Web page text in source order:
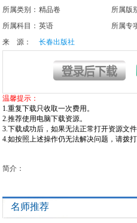
所属类别： 精品卷 所属版
所属科目： 英语 所属专
来 源：
长春出版社
温馨提示：
1.重复下载只收取一次费用。
2.推荐使用电脑下载资源。
3.下载成功后，如果无法正常打开资源文
4.如按照上述操作仍无法解决问题，请拨
简介：
名师推荐